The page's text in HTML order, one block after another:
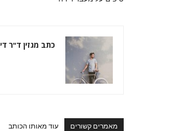
כתב מגזין ד"ר
מאמרים קשורים עוד מאותו הכותב